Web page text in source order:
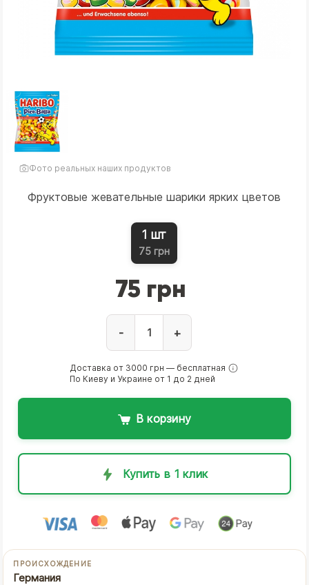
Фото реальных наших продуктов
Фруктовые жевательные шарики ярких цветов
1 шт
75 грн
75 грн
- +
Доставка от 3000 грн — бесплатная
По Киеву и Украине от 1 до 2 дней
В корзину
Купить в 1 клик
ПРОИСХОЖДЕНИЕ
Германия